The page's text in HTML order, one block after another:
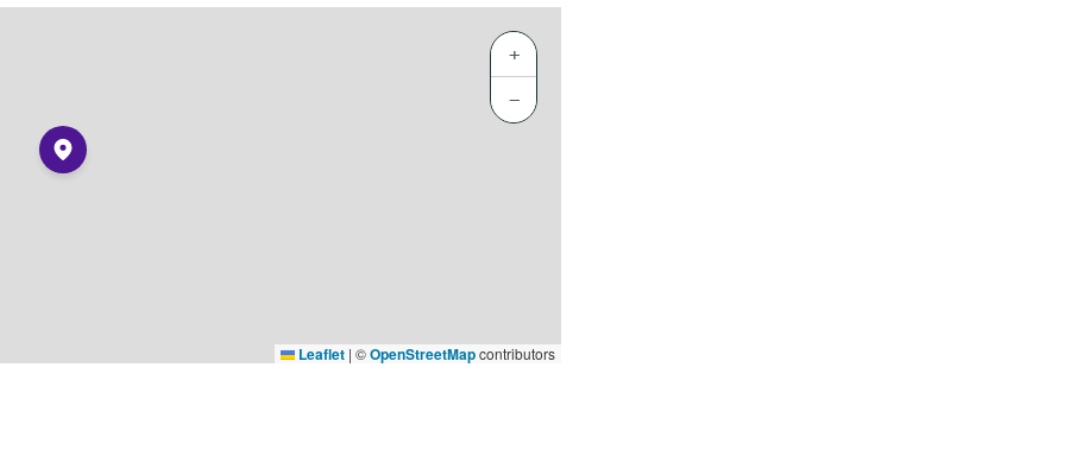
+
−
Leaflet | ©OpenStreetMapcontributors